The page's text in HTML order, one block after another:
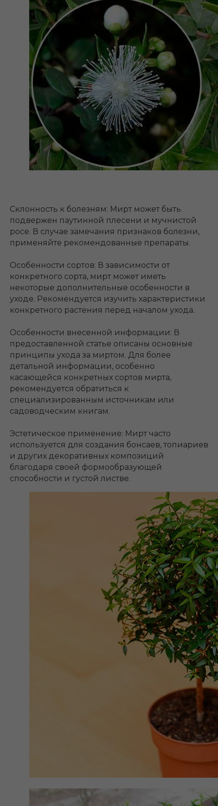
Склонность к болезням: Мирт может быть
подвержен паутинной плесени и мучнистой
росе. В случае замечания признаков болезни,
применяйте рекомендованные препараты.
Особенности сортов: В зависимости от
конкретного сорта, мирт может иметь
некоторые дополнительные особенности в
уходе. Рекомендуется изучить характеристики
конкретного растения перед началом ухода.
Особенности внесенной информации: В
предоставленной статье описаны основные
принципы ухода за миртом. Для более
детальной информации, особенно
касающейся конкретных сортов мирта,
рекомендуется обратиться к
специализированным источникам или
садоводческим книгам.
Эстетическое применение: Мирт часто
используется для создания бонсаев, топиариев
и других декоративных композиций
благодаря своей формообразующей
способности и густой листве.